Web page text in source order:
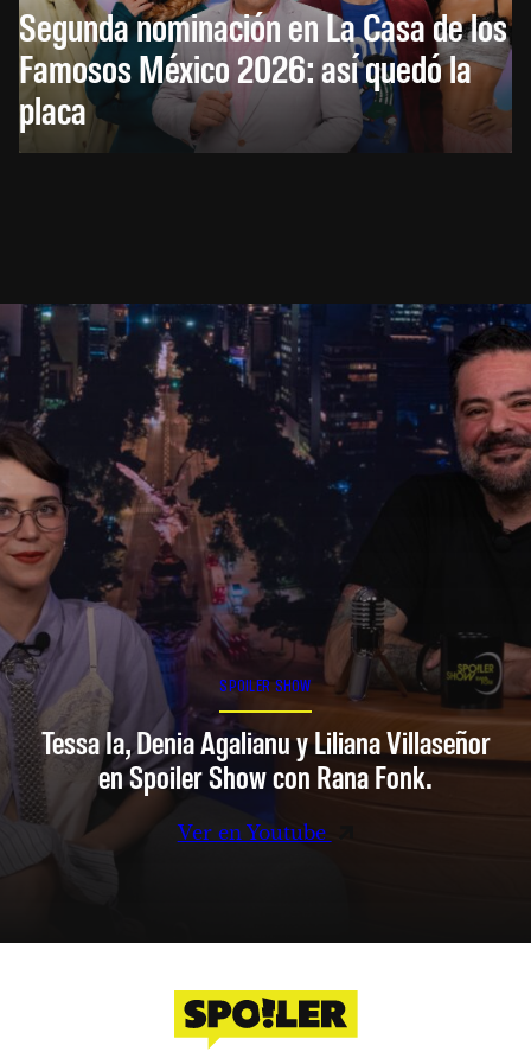
Segunda nominación en La Casa de los
Famosos México 2026: así quedó la
placa
SPOILER SHOW
Tessa Ia, Denia Agalianu y Liliana Villaseñor
en Spoiler Show con Rana Fonk.
Ver en Youtube